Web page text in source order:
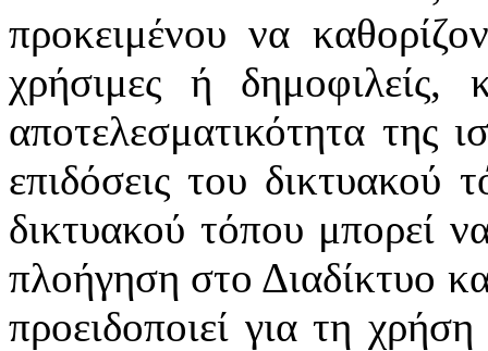
προκειμένου να
χρήσιμες ή
αποτελεσματικότητα της
επιδόσεις του δικτυακού
δικτυακού τόπου μπορεί
πλοήγηση στο Διαδίκτυο
προειδοποιεί για τη